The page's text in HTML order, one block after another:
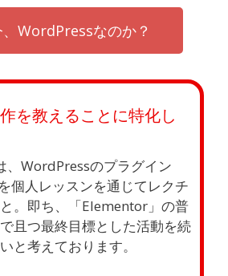
WordPressなのか？
を教えることに特化し
、WordPressのプラグイン
個人レッスンを通じてレクチ
。即ち、「Elementor」の普
且つ最終目標とした活動を続
と考えております。